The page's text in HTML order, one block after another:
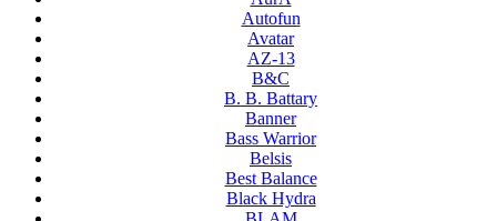
Autofun
Avatar
AZ-13
B&C
B. B. Battary
Banner
Bass Warrior
Belsis
Best Balance
Black Hydra